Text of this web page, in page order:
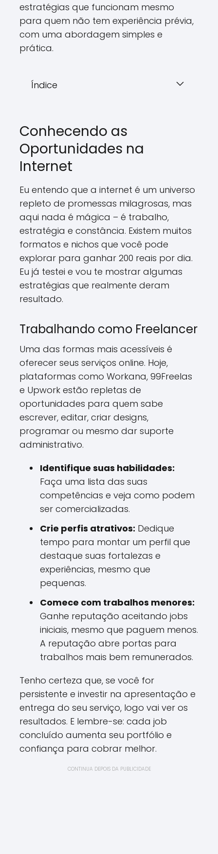
estratégias que funcionam mesmo
para quem não tem experiência prévia,
com uma abordagem simples e
prática.
Índice
Conhecendo as
Oportunidades na
Internet
Eu entendo que a internet é um universo
repleto de promessas milagrosas, mas
aqui nada é mágica – é trabalho,
estratégia e constância. Existem muitos
formatos e nichos que você pode
explorar para ganhar 200 reais por dia.
Eu já testei e vou te mostrar algumas
estratégias que realmente deram
resultado.
Trabalhando como Freelancer
Uma das formas mais acessíveis é
oferecer seus serviços online. Hoje,
plataformas como Workana, 99Freelas
e Upwork estão repletas de
oportunidades para quem sabe
escrever, editar, criar designs,
programar ou mesmo dar suporte
administrativo.
Identifique suas habilidades:
Faça uma lista das suas
competências e veja como podem
ser comercializadas.
Crie perfis atrativos: Dedique
tempo para montar um perfil que
destaque suas fortalezas e
experiências, mesmo que
pequenas.
Comece com trabalhos menores:
Ganhe reputação aceitando jobs
iniciais, mesmo que paguem menos.
A reputação abre portas para
trabalhos mais bem remunerados.
Tenho certeza que, se você for
persistente e investir na apresentação e
entrega do seu serviço, logo vai ver os
resultados. E lembre-se: cada job
concluído aumenta seu portfólio e
confiança para cobrar melhor.
CONTINUA DEPOIS DA PUBLICIDADE